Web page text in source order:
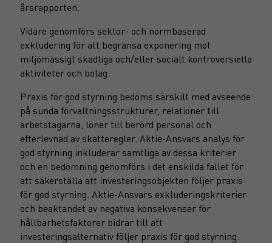
årsrapporten.
Vidare genomförs sektor- och normbaserad
exkludering för att begränsa exponering mot
miljömässigt skadliga och/eller socialt kontroversiella
aktiviteter och bolag.
Praxis för god styrning bedöms särskilt med avseende
på sunda förvaltningsstrukturer, relationer till
arbetstagarna, löner till berörd personal och
efterlevnad av skatteregler. Aktie-Ansvars analys för
god styrning inkluderar samtliga av dessa kriterier
och en bedömning genomförs i det enskilda fallet för
att säkerställa att investeringsobjekten följer praxis
för god styrning. Aktie-Ansvars exkluderingskriterier
och beaktandet av negativa konsekvenser för
hållbarhetsfaktorer bidrar till att
investeringsalternativ följer praxis för god styrning.